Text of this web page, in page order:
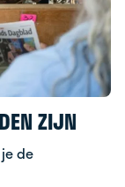
ZIJN
de